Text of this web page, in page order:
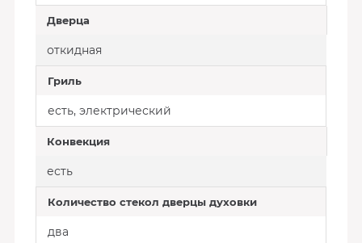
Дверца
откидная
Гриль
есть, электрический
Конвекция
есть
Количество стекол дверцы духовки
два